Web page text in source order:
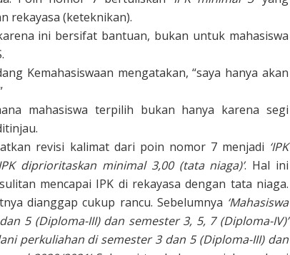
rekayasa (keteknikan).
ini bersifat bantuan, bukan untuk mahasiswa
Kemahasiswaan mengatakan, “saya hanya akan
mahasiswa terpilih bukan hanya karena segi
revisi kalimat dari poin nomor 7 menjadi ‘IPK
diprioritaskan minimal 3,00 (tata niaga)’. Hal ini
mencapai IPK di rekayasa dengan tata niaga.
dianggap cukup rancu. Sebelumnya ‘Mahasiswa
5 (Diploma-III) dan semester 3, 5, 7 (Diploma-IV)’
perkuliahan di semester 3 dan 5 (Diploma-III) dan